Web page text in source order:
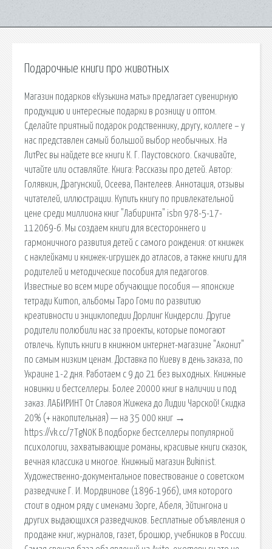
Подарочные книги про животных
Магазин подарков «Кузькина мать» предлагает сувенирную
продукцию и интересные подарки в розницу и оптом.
Сделайте приятный подарок родственнику, другу, коллеге – у
нас представлен самый большой выбор необычных. На
ЛитРес вы найдете все книги К. Г. Паустовского. Скачивайте,
читайте или оставляйте. Книга: Рассказы про детей. Автор:
Голявкин, Драгунский, Осеева, Пантелеев. Аннотация, отзывы
читателей, иллюстрации. Купить книгу по привлекательной
цене среди миллиона книг "Лабиринта" isbn 978-5-17-
112069-6. Мы создаем книги для всестороннего и
гармоничного развития детей с самого рождения: от книжек
с наклейками и книжек-игрушек до атласов, а также книги для
родителей и методические пособия для педагогов.
Известные во всем мире обучающие пособия — японские
тетради Kumon, альбомы Таро Гоми по развитию
креативности и энциклопедии Дорлинг Киндерсли. Другие
родители полюбили нас за проекты, которые помогают
отвлечь. Купить книги в книжном интернет-магазине "Аконит"
по самым низким ценам. Доставка по Киеву в день заказа, по
Украине 1-2 дня. Работаем с 9 до 21 без выходных. Книжные
новинки и бестселлеры. Более 20000 книг в наличии и под
заказ. ЛАБИРИНТ От Славоя Жижека до Лидии Чарской! Скидка
20% (+ накопительная) — на 35 000 книг →
https://vk.cc/7TgN0K В подборке бестселлеры популярной
психологии, захватывающие романы, красивые книги сказок,
вечная классика и многое. Книжный магазин Bukinist.
Художественно-документальное повествование о советском
разведчике Г. И. Мордвинове (1896-1966), имя которого
стоит в одном ряду с именами Зорге, Абеля, Эйтингона и
других выдающихся разведчиков. Бесплатные объявления о
продаже книг, журналов, газет, брошюр, учебников в России.